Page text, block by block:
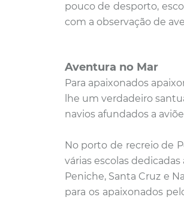
pouco de desporto,
com a observação de
Aventura no Mar
Para apaixonados
lhe um verdadeiro
navios afundados a
No porto de recreio de
várias escolas
Peniche, Santa Cruz e
para os apaixonados